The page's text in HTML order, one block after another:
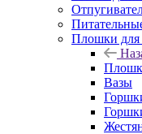
Плошки для
Вазы